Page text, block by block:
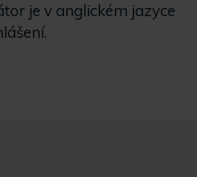
je v anglickém jazyce